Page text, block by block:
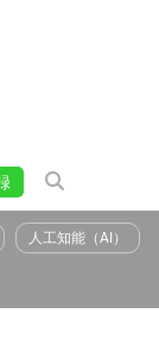
人工知能（AI）